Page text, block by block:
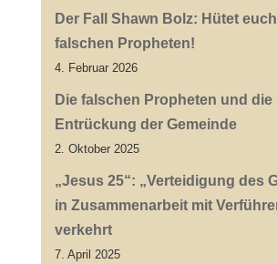
Der Fall Shawn Bolz: Hütet
falschen Propheten!
4. Februar 2026
Die falschen Propheten und die
Entrückung der Gemeinde
2. Oktober 2025
„Jesus 25“: „Verteidigung des
in Zusammenarbeit mit
verkehrt
7. April 2025